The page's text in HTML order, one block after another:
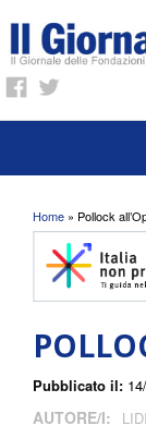
Tu sei qui
Home » Pollock
Pubblicato il:
AUTORE/I: